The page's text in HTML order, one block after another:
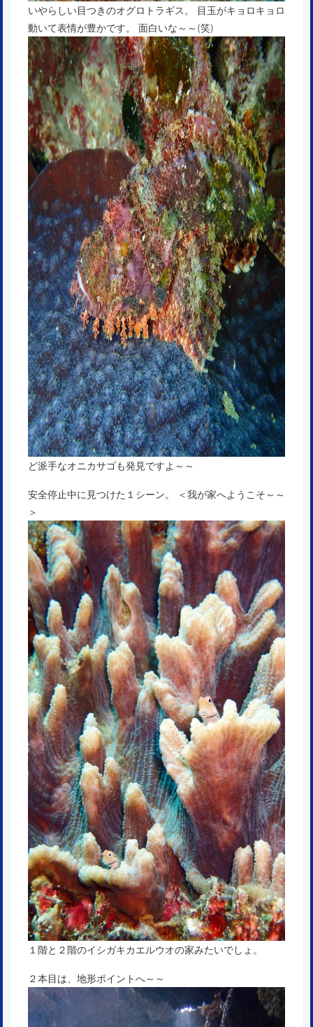
いやらしい目つきのオグロトラギス。 目玉がキョロキョロ
動いて表情が豊かです。 面白いな～～(笑)
ど派手なオニカサゴも発見ですよ～～
安全停止中に見つけた１シーン。 ＜我が家へようこそ～～
＞
１階と２階のイシガキカエルウオの家みたいでしょ。
２本目は、地形ポイントへ～～